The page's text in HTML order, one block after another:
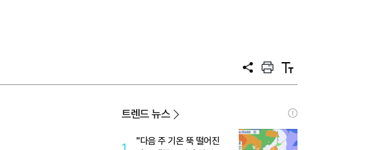
공
프
트
텍
트
트렌드 뉴스
"다음 주 기온 뚝 떨어진